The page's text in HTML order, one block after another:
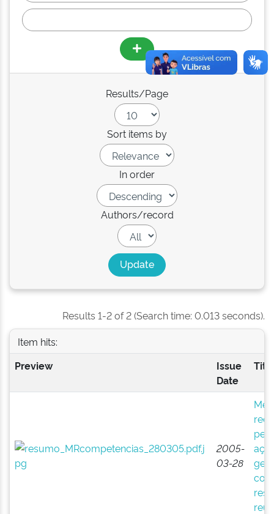
Results/Page
Sort items by
In order
Authors/record
Results 1-2 of 2 (Search time: 0.013 seconds).
Item hits:
Preview
Issue
Date
2005-
03-28